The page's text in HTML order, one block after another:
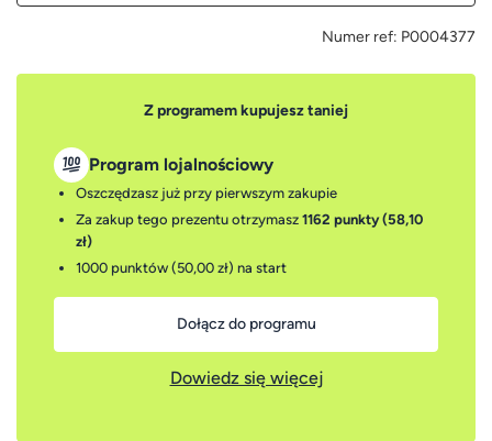
Numer ref: P0004377
Z programem kupujesz taniej
Program lojalnościowy
Oszczędzasz już przy pierwszym zakupie
Za zakup tego prezentu otrzymasz 1162 punkty (58,10
zł)
1000 punktów (50,00 zł) na start
Dołącz do programu
Dowiedz się więcej